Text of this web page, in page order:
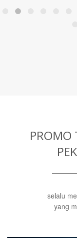
PROMO
selalu
yang